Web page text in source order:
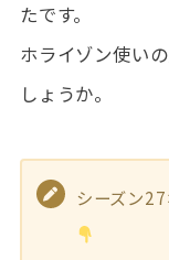
たです。
ホライゾン使い
しょうか。
シーズン